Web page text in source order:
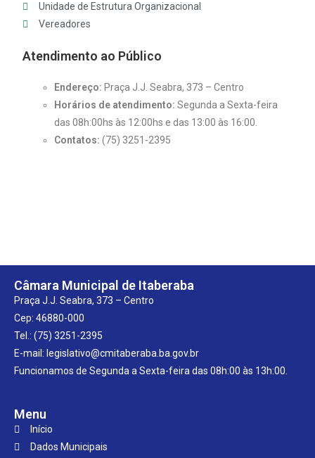
Unidade de Estrutura Organizacional
Vereadores
Atendimento ao Público
Endereço: Praça J.J. Seabra, 373 – Centro
Horários de atendimento:Segunda a Sexta-feira
das 08h:00hs às 12:00hs e das 13:00 às 16:00.
Contatos:(75) 3251-2395
Câmara Municipal de Itaberaba
Praça J.J. Seabra, 373 – Centro
Cep: 46880-000
Tel.: (75) 3251-2395
E-mail: legislativo@cmitaberaba.ba.gov.br
Funcionamos de Segunda a Sexta-feira das 08h:00 às 13h:00.
Menu
Início
Dados Municipais